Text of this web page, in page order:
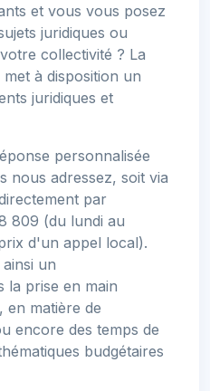
et vous vous posez
juridiques ou
collectivité ? La
à disposition un
juridiques et
personnalisée
nous adressez, soit via
par
809 (du lundi au
d'un appel local).
un
la prise en main
en matière de
encore des temps de
budgétaires